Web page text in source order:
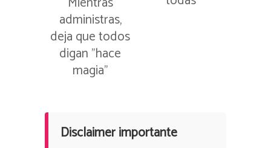
administras,
deja que todos
digan ”hace
magia”
Disclaimer importante